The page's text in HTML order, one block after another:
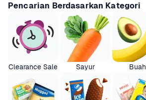
Pencarian Berdasarkan Kategori
Clearance Sale Sayur Buah